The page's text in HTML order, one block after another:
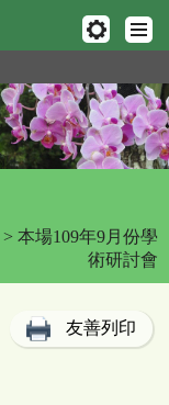
> 本場109年9月份學
術研討會
Line 友善列印